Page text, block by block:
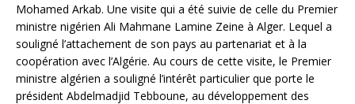
Mohamed Arkab. Une visite qui a été suivie de celle du Premier
ministre nigérien Ali Mahmane Lamine Zeine à Alger. Lequel a
souligné l’attachement de son pays au partenariat et à la
coopération avec l’Algérie. Au cours de cette visite, le Premier
ministre algérien a souligné l’intérêt particulier que porte le
président Abdelmadjid Tebboune, au développement des